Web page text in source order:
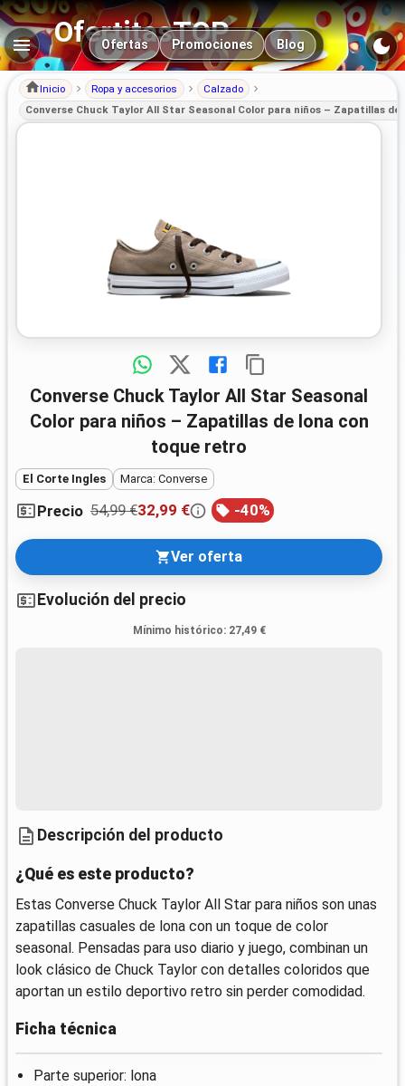
OfertitasTOP
Navegación principal
Ofertas Promociones Blog
Inicio Ropa y accesorios
Calzado
Converse Chuck Taylor All Star Seasonal Color para niños – Zapatillas
Converse Chuck Taylor All Star Seasonal
Color para niños – Zapatillas de lona con
toque retro
El Corte Ingles Marca: Converse
Precio 54,99 €32,99 € -40%
Ver oferta
Evolución del precio
Mínimo histórico: 27,49 €
Descripción del producto
¿Qué es este producto?
Estas Converse Chuck Taylor All Star para niños son unas
zapatillas casuales de lona con un toque de color
seasonal. Pensadas para uso diario y juego, combinan un
look clásico de Chuck Taylor con detalles coloridos que
aportan un estilo deportivo retro sin perder comodidad.
Ficha técnica
Parte superior: lona